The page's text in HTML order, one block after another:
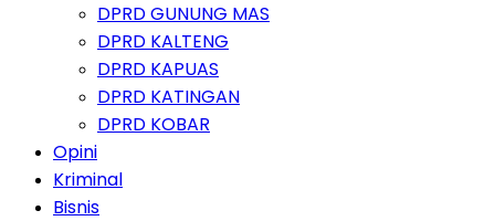
DPRD GUNUNG MAS
DPRD KALTENG
DPRD KAPUAS
DPRD KATINGAN
DPRD KOBAR
Opini
Kriminal
Bisnis